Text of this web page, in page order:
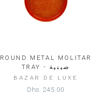
ROUND METAL MOLITAR
TRAY - صينية
BAZAR DE LUXE
Dhs. 245.00